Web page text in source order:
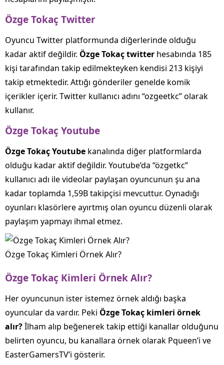
Özge Tokaç Twitter
Oyuncu Twitter platformunda diğerlerinde olduğu
kadar aktif değildir. Özge Tokaç twitter hesabında 185
kişi tarafından takip edilmekteyken kendisi 213 kişiyi
takip etmektedir. Attığı gönderiler genelde komik
içerikler içerir. Twitter kullanıcı adını “ozgeetkc” olarak
kullanır.
Özge Tokaç Youtube
Özge Tokaç Youtube kanalında diğer platformlarda
olduğu kadar aktif değildir. Youtube’da “özgetkc”
kullanıcı adı ile videolar paylaşan oyuncunun şu ana
kadar toplamda 1,59B takipçisi mevcuttur. Oynadığı
oyunları klasörlere ayırtmış olan oyuncu düzenli olarak
paylaşım yapmayı ihmal etmez.
Özge Tokaç Kimleri Örnek Alır?
Özge Tokaç Kimleri Örnek Alır?
Her oyuncunun ister istemez örnek aldığı başka
oyuncular da vardır. Peki Özge Tokaç kimleri örnek
alır?İlham alıp beğenerek takip ettiği kanallar olduğunu
belirten oyuncu, bu kanallara örnek olarak Pqueen’i ve
EasterGamersTV’i gösterir.